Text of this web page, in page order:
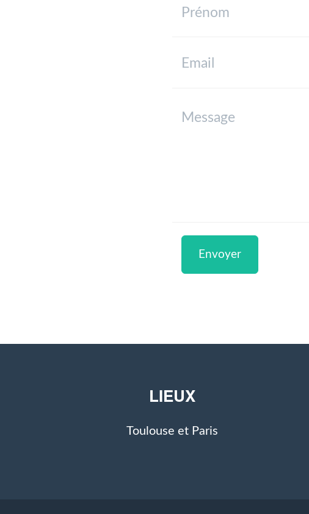
Envoyer
LIEUX
Toulouse et Paris